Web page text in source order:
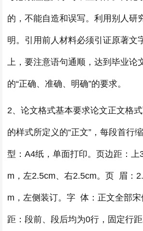
的，不能自造和误写。利用别人研
明。引用前人材料必须引证原著文
上，要注意语句通顺，达到毕业论
的“正确、准确、明确”的要求。
2、论文格式基本要求论文正文格
的样式所定义的“正文”，每段首行
型：A4纸，单面打印。页边距：上
m，左2.5cm、右2.5cm。页 眉：
m，左侧装订。字 体：正文全部宋
距：段前、段后均为0行，固定行